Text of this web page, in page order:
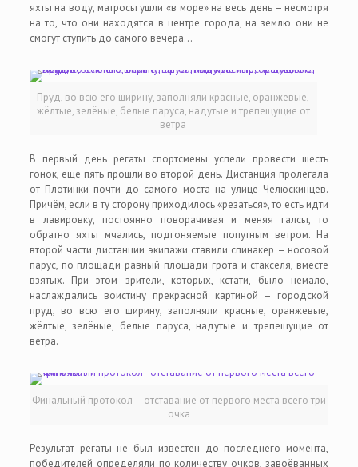
яхты на воду, матросы ушли «в море» на весь день – несмотря
на то, что они находятся в центре города, на землю они не
смогут ступить до самого вечера…
Пруд, во всю его ширину, заполняли красные, оранжевые,
жёлтые, зелёные, белые паруса, надутые и трепещущие от
ветра
В первый день регаты спортсмены успели провести шесть
гонок, ещё пять прошли во второй день. Дистанция пролегала
от Плотинки почти до самого моста на улице Челюскинцев.
Причём, если в ту сторону приходилось «резаться», то есть идти
в лавировку, постоянно поворачивая и меняя галсы, то
обратно яхты мчались, подгоняемые попутным ветром. На
второй части дистанции экипажи ставили спинакер – носовой
парус, по площади равный площади грота и стакселя, вместе
взятых. При этом зрители, которых, кстати, было немало,
наслаждались воистину прекрасной картиной – городской
пруд, во всю его ширину, заполняли красные, оранжевые,
жёлтые, зелёные, белые паруса, надутые и трепещущие от
ветра.
Финальный протокол – отставание от первого места всего три
очка
Результат регаты не был известен до последнего момента,
победителей определяли по количеству очков, завоёванных